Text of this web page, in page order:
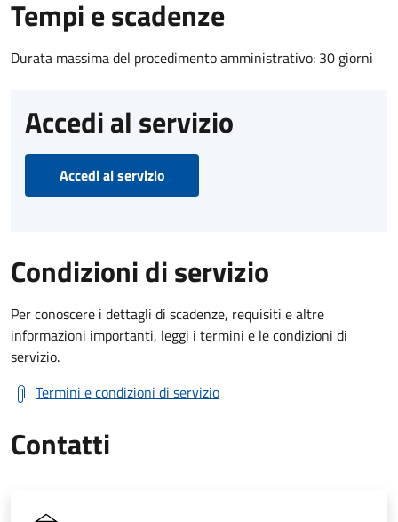
Tempi e scadenze
Durata massima del procedimento amministrativo: 30 giorni
Accedi al servizio
Accedi al servizio
Condizioni di servizio
Per conoscere i dettagli di scadenze, requisiti e altre
informazioni importanti, leggi i termini e le condizioni di
servizio.
Termini e condizioni di servizio
Contatti